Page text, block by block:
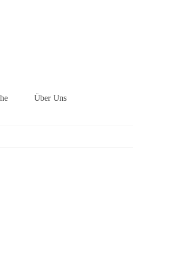
Über Uns